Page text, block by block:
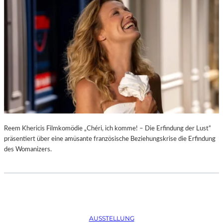
K
Ü
N
S
L
E
R
T
E
R
Reem Khericis Filmkomödie „Chéri, ich komme! – Die Erfindung der Lust“
präsentiert über eine amüsante französische Beziehungskrise die Erfindung
des Womanizers.
AUSSTELLUNG